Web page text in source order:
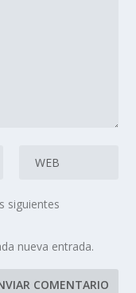
siguientes
nueva entrada.